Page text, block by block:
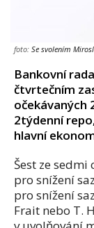
foto: Se svolením
Bankovní
čtvrtečním
očekávaných
2týdenní
hlavní
Šest ze
pro snížení
pro snížení
Frait nebo T.